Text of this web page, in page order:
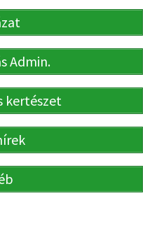
Admin.
kertészet